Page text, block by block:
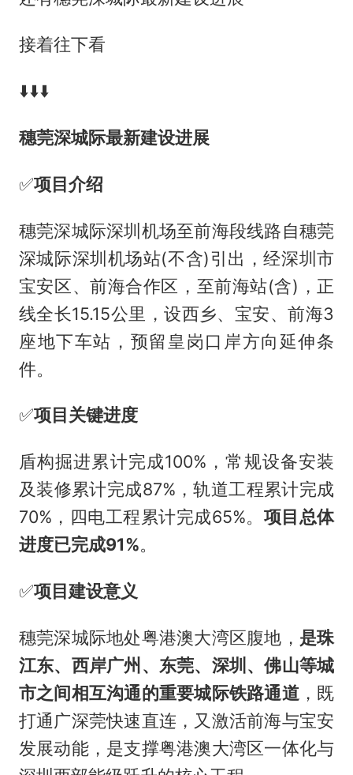
接着往下看
⬇️⬇️⬇️
穗莞深城际最新建设进展
✅️项目介绍
穗莞深城际深圳机场至前海段线路自穗莞
深城际深圳机场站(不含)引出，经深圳市
宝安区、前海合作区，至前海站(含)，正
线全长15.15公里，设西乡、宝安、前海3
座地下车站，预留皇岗口岸方向延伸条
件。
✅️项目关键进度
盾构掘进累计完成100%，常规设备安装
及装修累计完成87%，轨道工程累计完成
70%，四电工程累计完成65%。 项目总体
进度已完成91%。
✅️项目建设意义
穗莞深城际地处粤港澳大湾区腹地， 是珠
江东、西岸广州、 东莞、深圳、佛山等城
市之间相互沟通的重要城际铁路通道 ，既
打通广深莞快速直连，又激活前海与宝安
发展动能，是支撑粤港澳大湾区一体化与